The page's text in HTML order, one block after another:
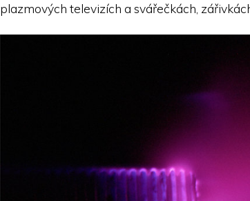
plazmových televizích a svářečkách,